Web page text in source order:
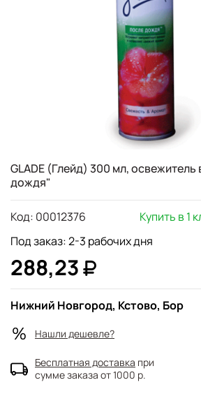
GLADE (Глейд) 300 мл,
дождя"
Под заказ: 2-3 рабочих дня
288,23
Код: 00012376 Купить в 1
Нижний Новгород, Кстово, Бор
Нашли дешевле?
Бесплатная доставка при
сумме заказа от 1000 р.